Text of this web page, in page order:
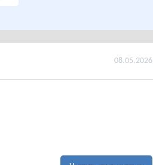
08.05.2026